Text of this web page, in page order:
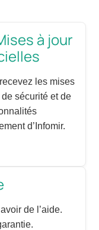
à jour
les mises
sécurité et de
d’Infomir.
de l’aide.